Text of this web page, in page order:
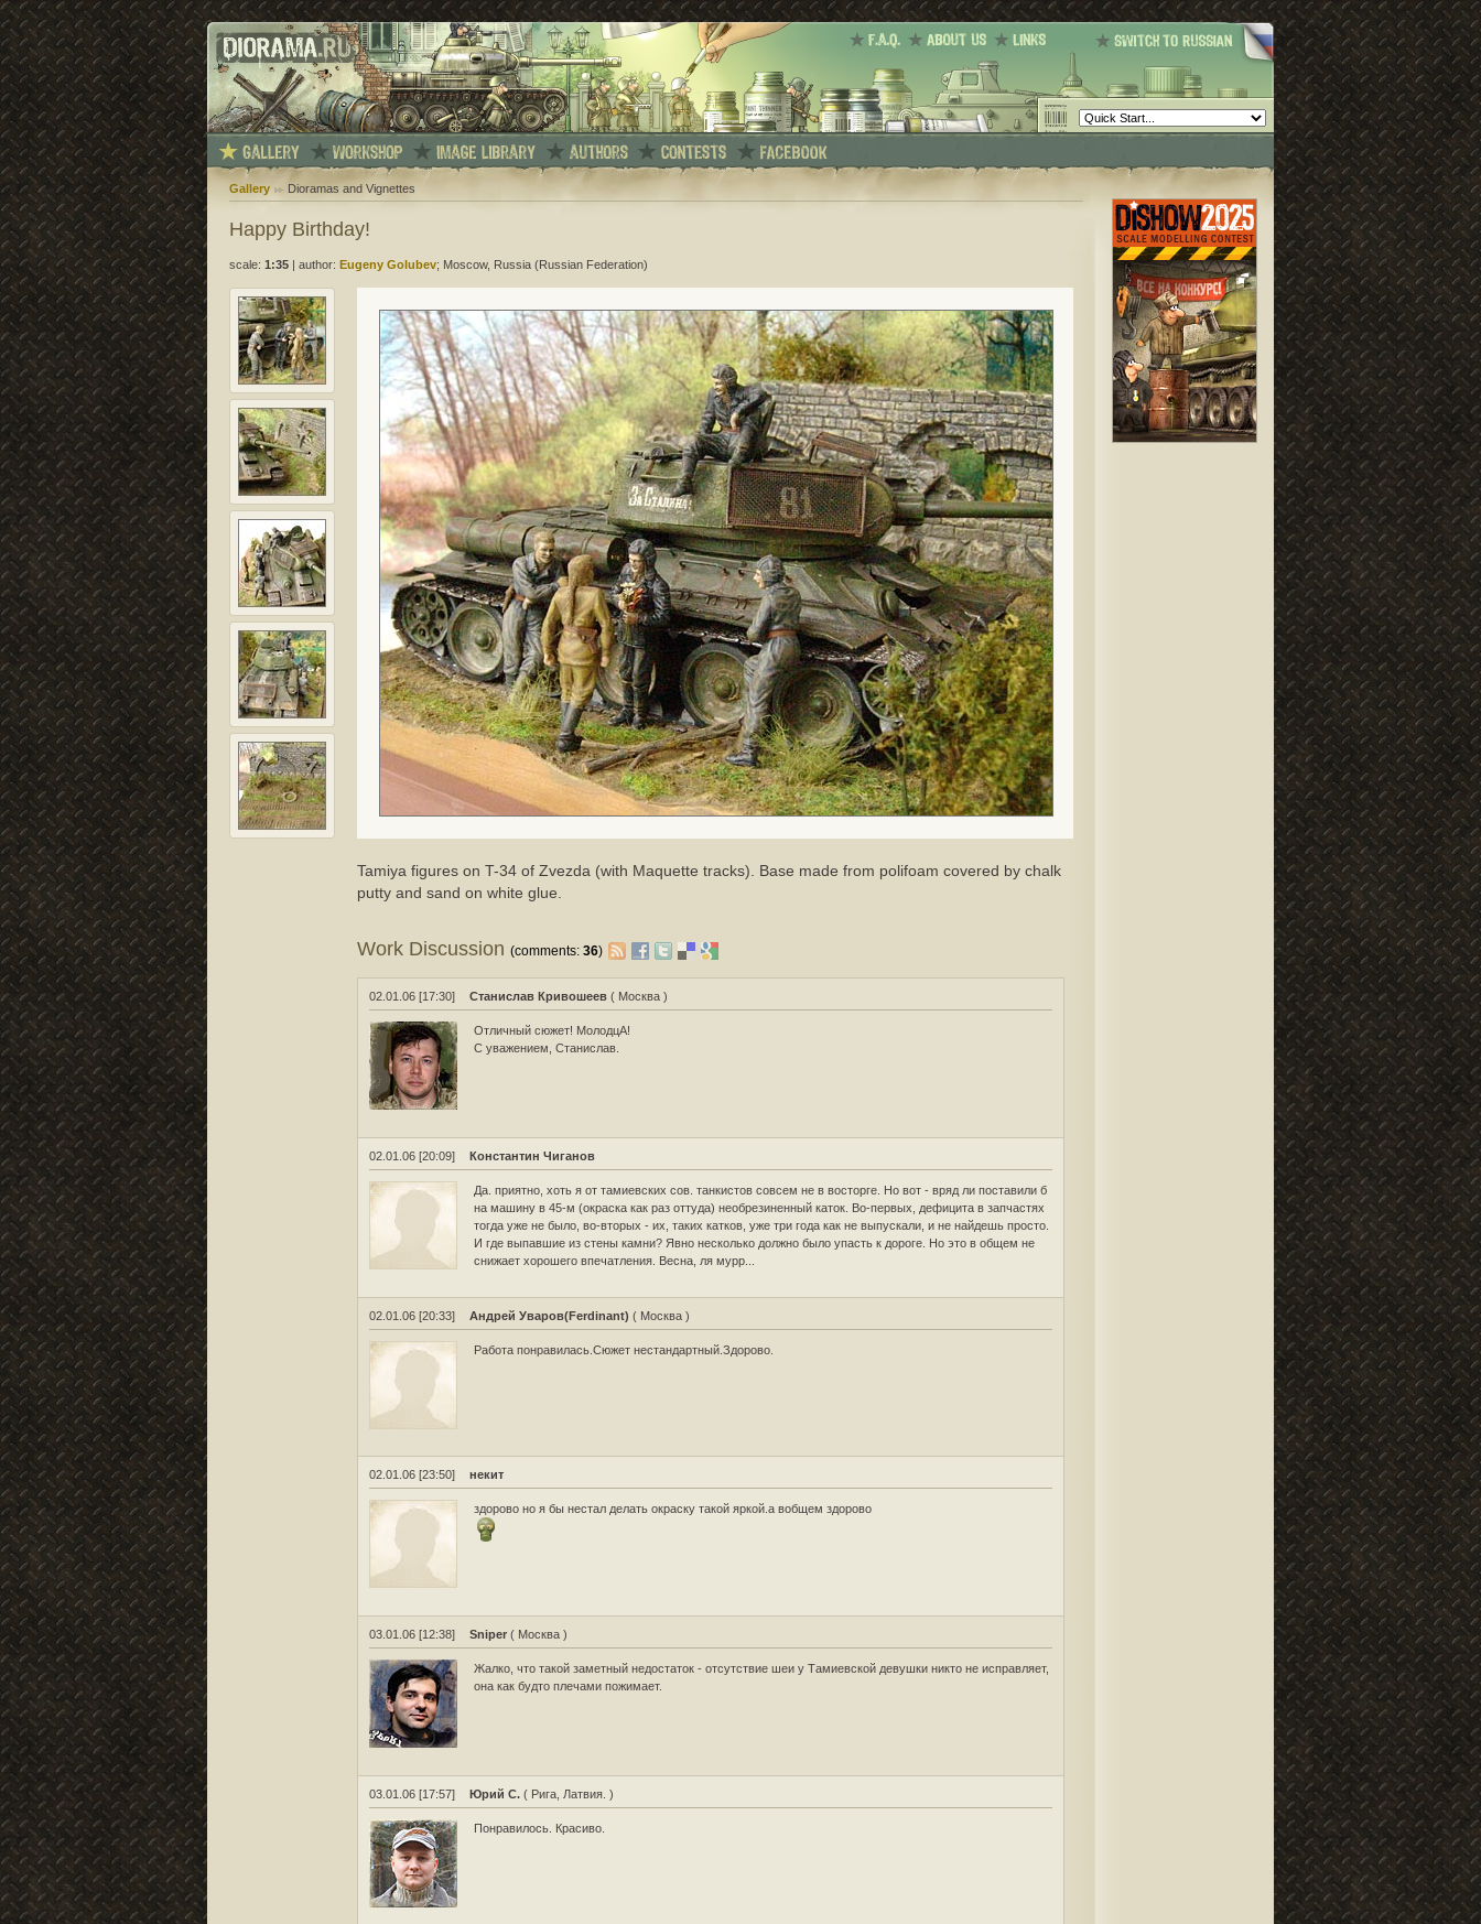
Gallery Dioramas and Vignettes
Happy Birthday!
scale: 1:35 author: Eugeny Golubev; Moscow, Russia (Russian Federation)
Tamiya figures on T-34 of Zvezda (with Maquette tracks). Base made from polifoam covered by chalk
putty and sand on white glue.
Work Discussion(comments:36)
02.01.06 [17:30] Станислав Кривошеев ( Москва )
Отличный сюжет! МолодцА!
С уважением, Станислав.
02.01.06 [20:09] Константин Чиганов
Да. приятно, хоть я от тамиевских сов. танкистов совсем не в восторге. Но вот - вряд ли поставили б
на машину в 45-м (окраска как раз оттуда) необрезиненный каток. Во-первых, дефицита в запчастях
тогда уже не было, во-вторых - их, таких катков, уже три года как не выпускали, и не найдешь просто.
И где выпавшие из стены камни? Явно несколько должно было упасть к дороге. Но это в общем не
снижает хорошего впечатления. Весна, ля мурр...
02.01.06 [20:33] Андрей Уваров(Ferdinant) ( Москва )
Работа понравилась.Сюжет нестандартный.Здорово.
02.01.06 [23:50] некит
здорово но я бы нестал делать окраску такой яркой.а вобщем здорово
03.01.06 [12:38] Sniper ( Москва )
Жалко, что такой заметный недостаток - отсутствие шеи у Тамиевской девушки никто не исправляет,
она как будто плечами пожимает.
03.01.06 [17:57] Юрий С. ( Рига, Латвия. )
Понравилось. Красиво.